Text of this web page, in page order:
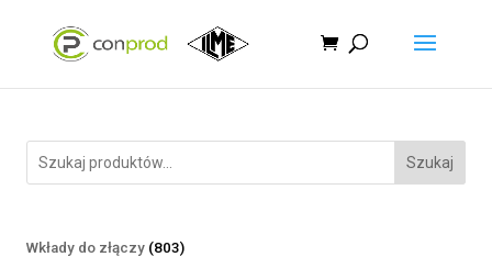
Szukaj
Wkłady do złączy 803803